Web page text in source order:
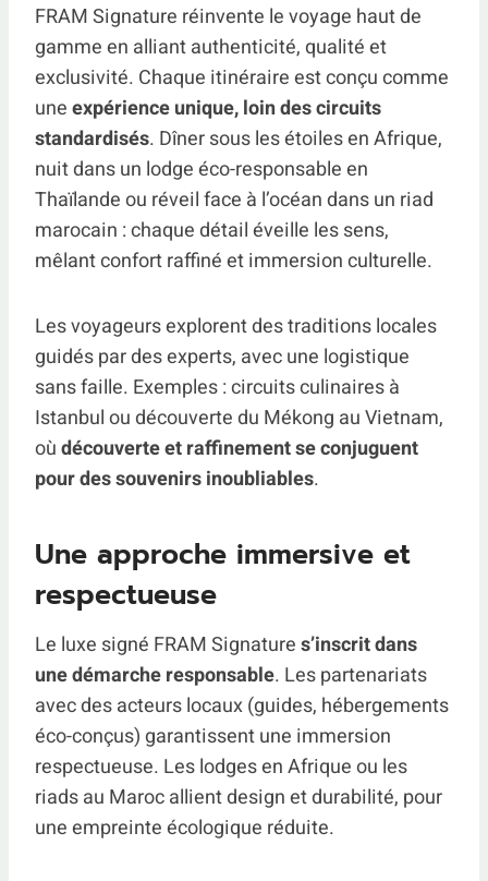
FRAM Signature réinvente le voyage haut de
gamme en alliant authenticité, qualité et
exclusivité. Chaque itinéraire est conçu comme
uneexpérience unique, loin des circuits
standardisés. Dîner sous les étoiles en Afrique,
nuit dans un lodge éco-responsable en
Thaïlande ou réveil face à l’océan dans un riad
marocain : chaque détail éveille les sens,
mêlant confort raffiné et immersion culturelle.
Les voyageurs explorent des traditions locales
guidés par des experts, avec une logistique
sans faille. Exemples : circuits culinaires à
Istanbul ou découverte du Mékong au Vietnam,
oùdécouverte et raffinement se conjuguent
pour des souvenirs inoubliables.
Une approche immersive et
respectueuse
Le luxe signé FRAM Signatures’inscrit dans
une démarche responsable. Les partenariats
avec des acteurs locaux (guides, hébergements
éco-conçus) garantissent une immersion
respectueuse. Les lodges en Afrique ou les
riads au Maroc allient design et durabilité, pour
une empreinte écologique réduite.